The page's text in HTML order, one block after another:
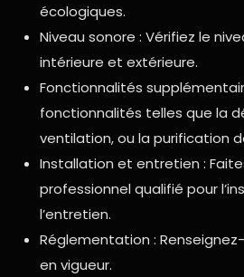
écologiques.
Niveau sonore : Vérifiez le
intérieure et extérieure.
Fonctionnalités
fonctionnalités telles que la
ventilation, ou la purification
Installation et entretien :
professionnel qualifié pour
l’entretien.
Réglementation :
en vigueur.